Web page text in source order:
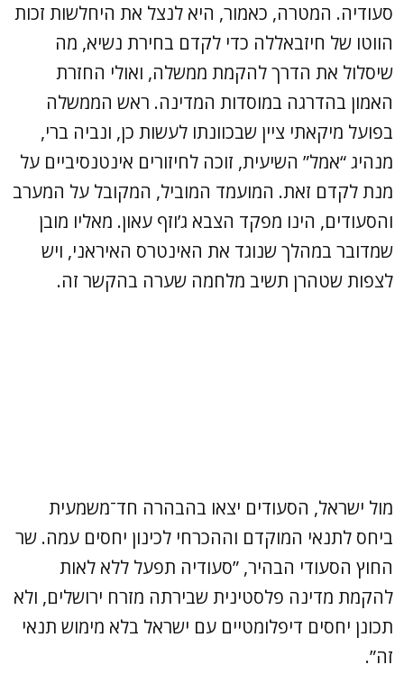
סעודיה. המטרה, כאמור, היא לנצל את היחלשות זכות
הווטו של חיזבאללה כדי לקדם בחירת נשיא, מה
שיסלול את הדרך להקמת ממשלה, ואולי החזרת
האמון בהדרגה במוסדות המדינה. ראש הממשלה
בפועל מיקאתי ציין שבכוונתו לעשות כן, ונביה ברי,
מנהיג “אמל” השיעית, זוכה לחיזורים אינטנסיביים על
מנת לקדם זאת. המועמד המוביל, המקובל על המערב
והסעודים, הינו מפקד הצבא ג’וזף עאון. מאליו מובן
שמדובר במהלך שנוגד את האינטרס האיראני, ויש
לצפות שטהרן תשיב מלחמה שערה בהקשר זה.
מול ישראל, הסעודים יצאו בהבהרה חד־משמעית
ביחס לתנאי המוקדם וההכרחי לכינון יחסים עמה. שר
החוץ הסעודי הבהיר, ”סעודיה תפעל ללא לאות
להקמת מדינה פלסטינית שבירתה מזרח ירושלים, ולא
תכונן יחסים דיפלומטיים עם ישראל בלא מימוש תנאי
זה”.